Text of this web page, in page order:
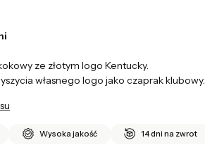
ze złotym logo Kentucky.
własnego logo jako czaprak klubowy.
Wysoka jakość 14 dni na zwrot